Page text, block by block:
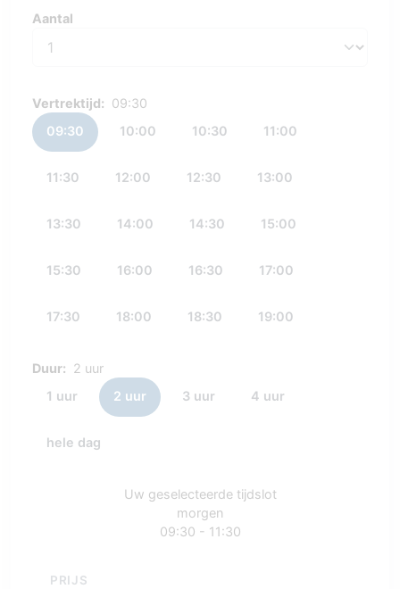
Aantal
Vertrektijd: 09:30
09:30
10:00 10:30 11:00
11:30 12:00 12:30 13:00
13:30 14:00 14:30 15:00
15:30 16:00 16:30 17:00
17:30 18:00 18:30 19:00
Duur: 2 uur
1 uur
2 uur 3 uur 4 uur
hele dag
Uw geselecteerde tijdslot
morgen
09:30 - 11:30
PRIJS